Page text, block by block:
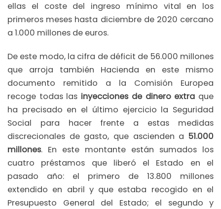
ellas el coste del ingreso mínimo vital en los
primeros meses hasta diciembre de 2020 cercano
a 1.000 millones de euros.
De este modo, la cifra de déficit de 56.000 millones
que arroja también Hacienda en este mismo
documento remitido a la Comisión Europea
recoge todas las inyecciones de dinero extra que
ha precisado en el último ejercicio la Seguridad
Social para hacer frente a estas medidas
discrecionales de gasto, que ascienden a 51.000
millones. En este montante están sumados los
cuatro préstamos que liberó el Estado en el
pasado año: el primero de 13.800 millones
extendido en abril y que estaba recogido en el
Presupuesto General del Estado; el segundo y